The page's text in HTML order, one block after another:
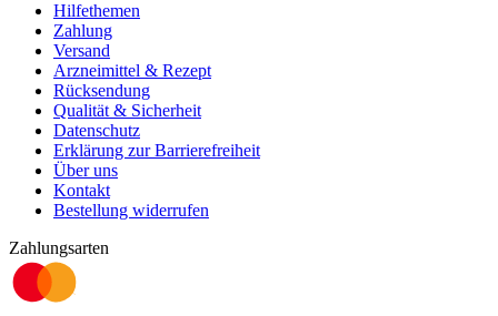
Hilfethemen
Zahlung
Versand
Arzneimittel & Rezept
Rücksendung
Qualität & Sicherheit
Datenschutz
Erklärung zur Barrierefreiheit
Über uns
Kontakt
Bestellung widerrufen
Zahlungsarten